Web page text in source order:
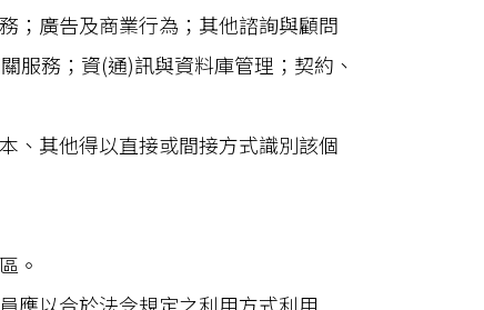
；廣告及商業行為；其他諮詢與顧問
服務；資(通)訊與資料庫管理；契約、
、其他得以直接或間接方式識別該個
。